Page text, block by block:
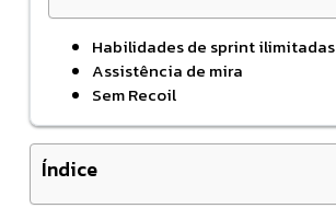
Habilidades de sprint ilimitadas
Assistência de mira
Sem Recoil
Índice